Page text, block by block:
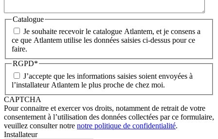
Catalogue
Je souhaite recevoir le catalogue Atlantem, et je consens a
ce que Atlantem utilise les données saisies ci-dessus pour ce
faire.
RGPD*
J’accepte que les informations saisies soient envoyées à
l’installateur Atlantem le plus proche de chez moi.
CAPTCHA
Pour connaitre et exercer vos droits, notamment de retrait de votre
consentement à l’utilisation des données collectées par ce formulaire,
veuillez consulter notre notre politique de confidentialité.
Installateur